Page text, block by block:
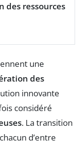
des ressources
une
des
innovante
considéré
. La transition
d’entre